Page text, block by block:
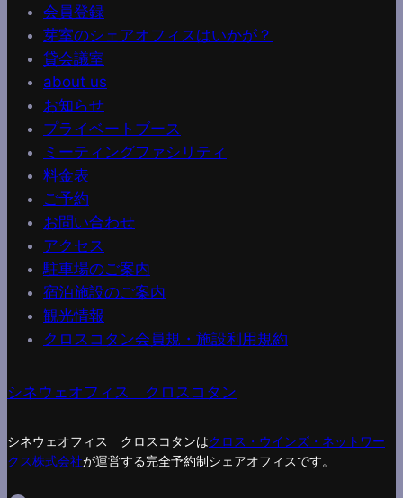
会員登録
芽室のシェアオフィスはいかが？
貸会議室
about us
お知らせ
プライベートブース
ミーティングファシリティ
料金表
ご予約
お問い合わせ
アクセス
駐車場のご案内
宿泊施設のご案内
観光情報
クロスコタン会員規・施設利用規約
シネウェオフィス クロスコタン
シネウェオフィス クロスコタンはクロス・ウインズ・ネットワー
クス株式会社が運営する完全予約制シェアオフィスです。